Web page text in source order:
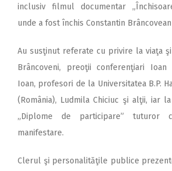
inclusiv filmul documentar
unde a fost închis Constantin
Au susţinut referate cu privire la viaţa
Brâncoveni, preoţii conferenţiari Ioan
Ioan, profesori de la Universitatea B.P.
(România), Ludmila Chiciuc şi alţii, iar
„Diplome de participare” tuturor
manifestare.
Clerul şi personalităţile publice